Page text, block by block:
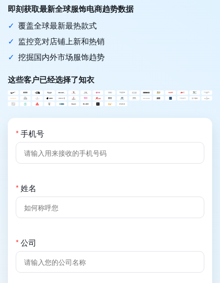
即刻获取最新全球服饰电商趋势数据
✓ 覆盖全球最新最热款式
✓ 监控竞对店铺上新和热销
✓ 挖掘国内外市场服饰趋势
这些客户已经选择了知衣
*手机号
*姓名
*公司